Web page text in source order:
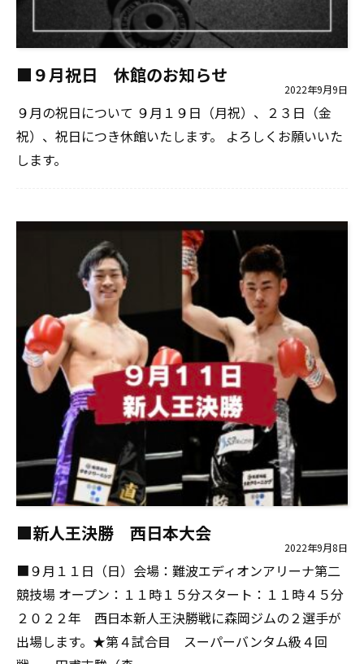
■９月祝日 休館のお知らせ
2022年9月9日
９月の祝日について ９月１９日（月祝）、２３日（金
祝）、祝日につき休館いたします。 よろしくお願いいた
します。
■新人王決勝 西日本大会
2022年9月8日
■９月１１日（日）会場：難波エディオンアリーナ第二
競技場 オープン：１１時１５分スタート：１１時４５分
２０２２年 西日本新人王決勝戦に森岡ジムの２選手が
出場します。★第４試合目 スーパーバンタム級４回